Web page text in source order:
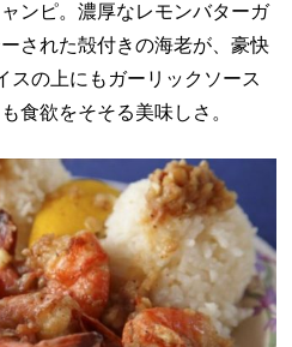
ンピ。濃厚なレモンバターガ
された殻付きの海老が、豪快
スの上にもガーリックソース
食欲をそそる美味しさ。